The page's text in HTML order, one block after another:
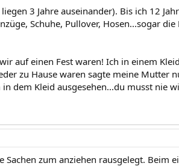
3 Jahre auseinander). Bis ich 12
Schuhe, Pullover, Hosen...sogar
auf einen Fest waren! Ich in einem
zu Hause waren sagte meine Mutter
dem Kleid ausgesehen...du musst nie
zum anziehen rausgelegt. Beim